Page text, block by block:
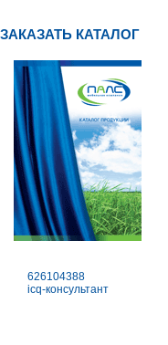
ЗАКАЗАТЬ КАТАЛОГ
626104388
icq-консультант